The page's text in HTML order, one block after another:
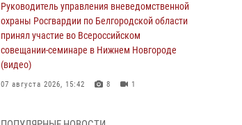
Руководитель управления вневедомственной
охраны Росгвардии по Белгородской области
принял участие во Всероссийском
совещании-семинаре в Нижнем Новгороде
(видео)
07 августа 2026, 15:42 8 1